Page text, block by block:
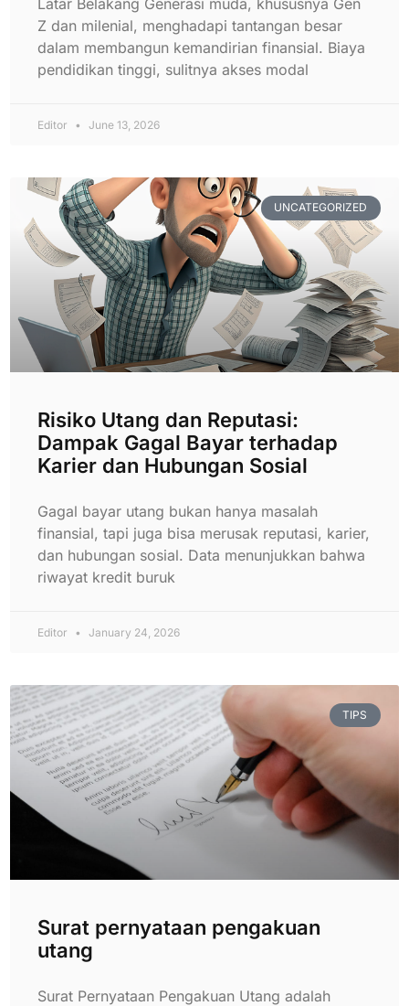
Latar Belakang Generasi muda, khususnya Gen
Z dan milenial, menghadapi tantangan besar
dalam membangun kemandirian finansial. Biaya
pendidikan tinggi, sulitnya akses modal
Editor June 13, 2026
UNCATEGORIZED
Risiko Utang dan Reputasi:
Dampak Gagal Bayar terhadap
Karier dan Hubungan Sosial
Gagal bayar utang bukan hanya masalah
finansial, tapi juga bisa merusak reputasi, karier,
dan hubungan sosial. Data menunjukkan bahwa
riwayat kredit buruk
Editor January 24, 2026
TIPS
Surat pernyataan pengakuan
utang
Surat Pernyataan Pengakuan Utang adalah